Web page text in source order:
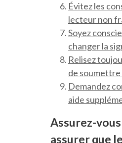
Évitez les
lecteur non
Soyez
changer la
Relisez
de
Demandez
aide
Assurez-
assurer que